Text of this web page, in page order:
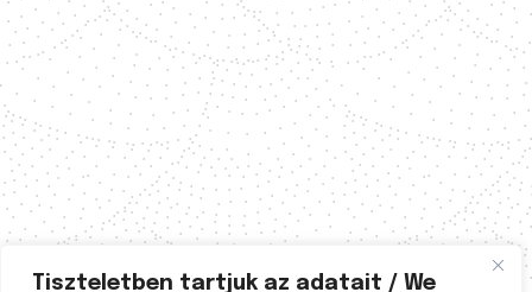
Tiszteletben tartjuk az adatait / We